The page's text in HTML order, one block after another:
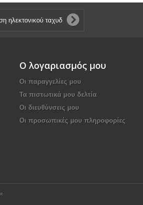
Ο λογαριασμός μου
Οι παραγγελίες μου
Τα πιστωτικά μου δελτία
Οι διευθύνσεις μου
Οι προσωπικές μου πληροφορίες